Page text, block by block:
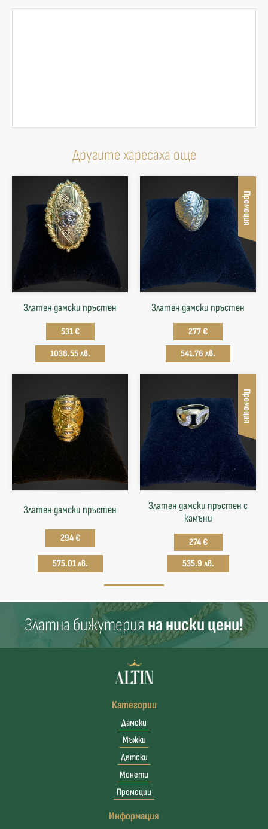
Другите харесаха още
Златен дамски пръстен
531 €
1038.55 лв.
Промоция
Златен дамски пръстен
277 €
541.76 лв.
Златен дамски пръстен
294 €
575.01 лв.
Промоция
Златен дамски пръстен с
камъни
274 €
535.9 лв.
Златна бижутерия на ниски цени!
Категории
Дамски
Мъжки
Детски
Монети
Промоции
Информация